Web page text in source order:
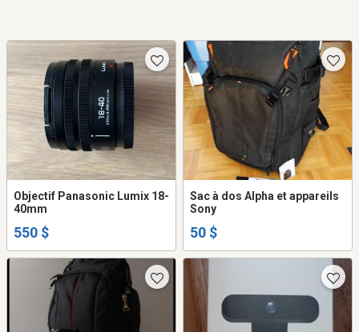
Objectif Panasonic Lumix 18-
40mm
550 $
Sac à dos Alpha et appareils
Sony
50 $